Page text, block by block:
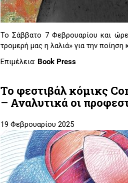
Το Σάββατο 7 Φεβρουαρίου και
τρομερή μας η λαλιά» για την ποίηση
Επιμέλεια: Book Press
Το φεστιβάλ κόμικς
– Αναλυτικά οι
19 Φεβρουαρίου 2025